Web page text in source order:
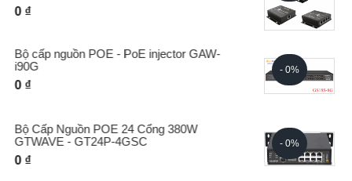
Core Switch Quản lý 18 cổng quang SFP
- 0%
Hub Công Nghiệp 8 cổng POE - 2 Cổng
Quang IG8P-2SB